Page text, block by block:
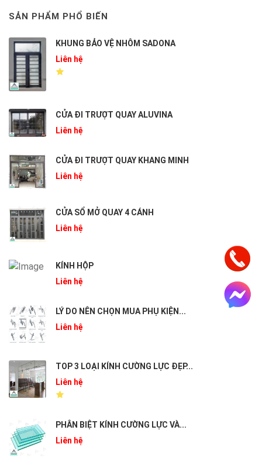
SẢN PHẨM PHỔ BIẾN
KHUNG BẢO VỆ NHÔM SADONA
Liên hệ
CỬA ĐI TRƯỢT QUAY ALUVINA
Liên hệ
CỬA ĐI TRƯỢT QUAY KHANG MINH
Liên hệ
CỬA SỔ MỞ QUAY 4 CÁNH
Liên hệ
KÍNH HỘP
Liên hệ
LÝ DO NÊN CHỌN MUA PHỤ KIỆN...
Liên hệ
TOP 3 LOẠI KÍNH CƯỜNG LỰC ĐẸP...
Liên hệ
PHÂN BIỆT KÍNH CƯỜNG LỰC VÀ...
Liên hệ